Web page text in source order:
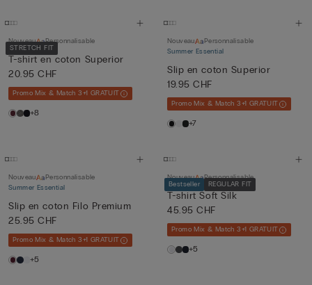
STRETCH FIT
Nouveau Personnalisable
T-shirt en coton Superior
20.95 CHF
Promo Mix & Match 3+1 GRATUIT
+8
Nouveau
Personnalisable
Summer Essential
Slip en coton Superior
19.95 CHF
Promo Mix & Match 3+1 GRATUIT
+7
Nouveau
Personnalisable
Summer Essential
Slip en coton Filo Premium
25.95 CHF
Promo Mix & Match 3+1 GRATUIT
+5
Bestseller REGULAR FIT
Nouveau Personnalisable
T-shirt Soft Silk
45.95 CHF
Promo Mix & Match 3+1 GRATUIT
+5